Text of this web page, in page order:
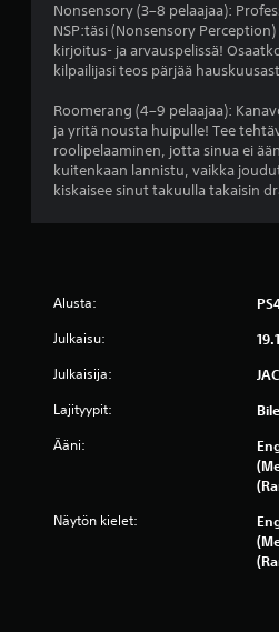
Nonsensory (3–8 pelaajaa):
NSP:täsi (Nonsensory
kirjoitus- ja arvauspelissä!
kilpailijasi teos pärjää
Roomerang (4–9 pelaajaa):
ja yritä nousta huipulle! Tee
roolipelaaminen, jotta sinua ei
kuitenkaan lannistu, vaikka
kiskaisee sinut takuulla takaisin
Alusta:
Julkaisu:
Julkaisija:
Lajityypit:
Ääni:
Näytön kielet: